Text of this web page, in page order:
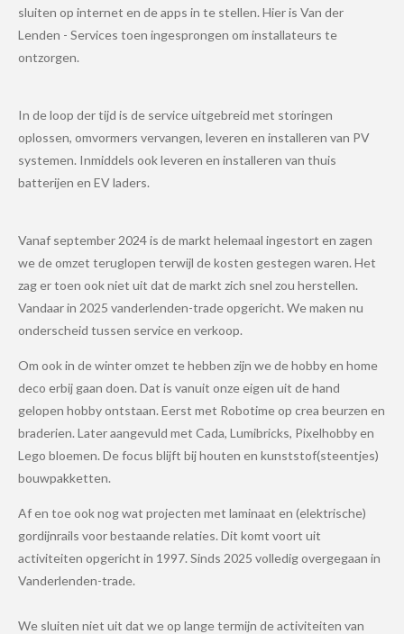
sluiten op internet en de apps in te stellen. Hier is Van der
Lenden - Services toen ingesprongen om installateurs te
ontzorgen.
In de loop der tijd is de service uitgebreid met storingen
oplossen, omvormers vervangen, leveren en installeren van PV
systemen. Inmiddels ook leveren en installeren van thuis
batterijen en EV laders.
Vanaf september 2024 is de markt helemaal ingestort en zagen
we de omzet teruglopen terwijl de kosten gestegen waren. Het
zag er toen ook niet uit dat de markt zich snel zou herstellen.
Vandaar in 2025 vanderlenden-trade opgericht. We maken nu
onderscheid tussen service en verkoop.
Om ook in de winter omzet te hebben zijn we de hobby en home
deco erbij gaan doen. Dat is vanuit onze eigen uit de hand
gelopen hobby ontstaan. Eerst met Robotime op crea beurzen en
braderien. Later aangevuld met Cada, Lumibricks, Pixelhobby en
Lego bloemen. De focus blijft bij houten en kunststof(steentjes)
bouwpakketten.
Af en toe ook nog wat projecten met laminaat en (elektrische)
gordijnrails voor bestaande relaties. Dit komt voort uit
activiteiten opgericht in 1997. Sinds 2025 volledig overgegaan in
Vanderlenden-trade.
We sluiten niet uit dat we op lange termijn de activiteiten van